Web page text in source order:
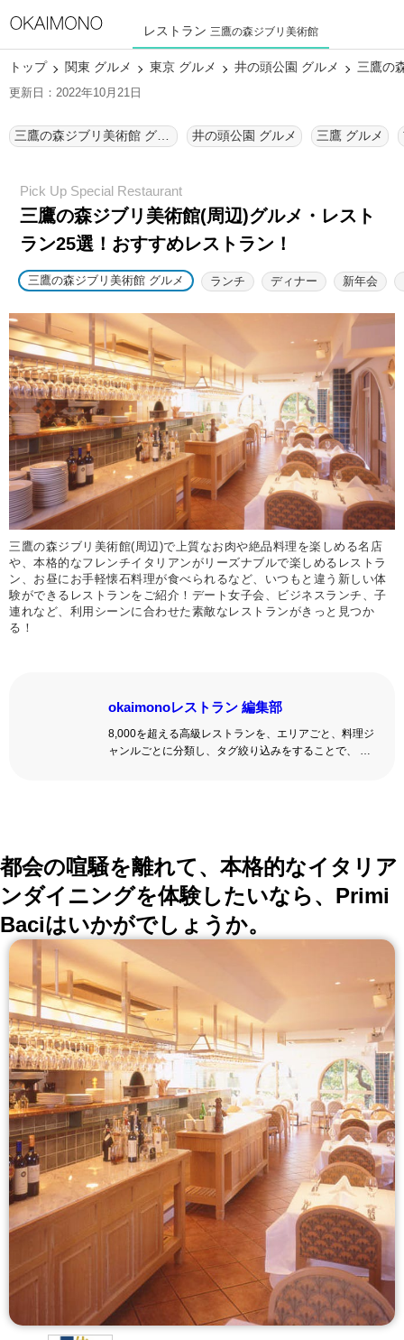
レストラン 三鷹の森ジブリ美術館
トップ 関東 グルメ 東京 グルメ 井の頭公園 グルメ 三鷹の
更新日：2022年10月21日
井の頭公園 グルメ 三鷹 グルメ
三鷹の森ジブリ美術館(周辺)グルメ・レスト
ラン25選！ おすすめレストラン！
三鷹の森ジブリ美術館 グルメ ランチ ディナー 新年会
三鷹の森ジブリ美術館(周辺)で上質なお肉や絶品料理を楽しめる名店
や、本格的なフレンチイタリアンがリーズナブルで楽しめるレストラ
ン、お昼にお手軽懐石料理が食べられるなど、いつもと違う新しい体
験ができるレストランをご紹介！デート女子会、ビジネスランチ、子
連れなど、利用シーンに合わせた素敵なレストランがきっと見つか
る！
okaimonoレストラン 編集部
8,000を超える高級レストランを、エリアごと、料理ジ
ャンルごとに分類し、タグ絞り込みをすることで、 い
都会の喧騒を離れて、本格的なイタリア
ンダイニングを体験したいなら、Primi
Baciはいかがでしょうか。